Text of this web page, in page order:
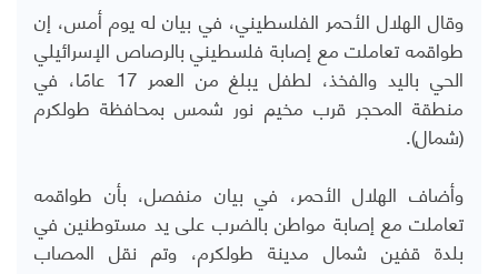
وقال الهلال الأحمر الفلسطيني، في بيان له يوم أمس، إن
طواقمه تعاملت مع إصابة فلسطيني بالرصاص الإسرائيلي
الحي باليد والفخذ، لطفل يبلغ من العمر 17 عامًا، في
منطقة المحجر قرب مخيم نور شمس بمحافظة طولكرم
(شمال).
وأضاف الهلال الأحمر، في بيان منفصل، بأن طواقمه
تعاملت مع إصابة مواطن بالضرب على يد مستوطنين في
بلدة قفين شمال مدينة طولكرم، وتم نقل المصاب